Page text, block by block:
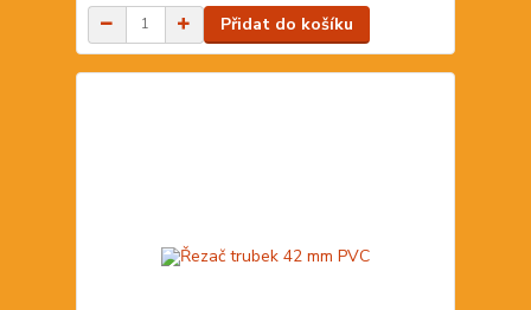
Přidat do košíku